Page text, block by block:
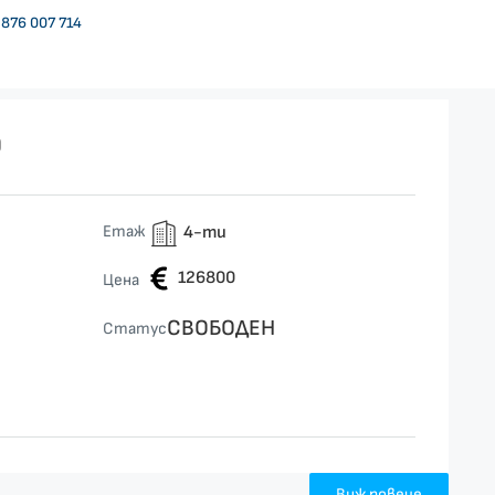
007 714
Етаж 4-ти
Цена 126800
СтатусСВОБОДЕН